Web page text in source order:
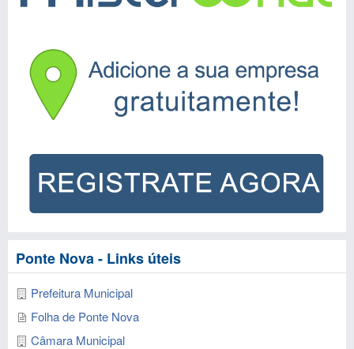
Ponte Nova - Links úteis
Prefeitura Municipal
Folha de Ponte Nova
Câmara Municipal